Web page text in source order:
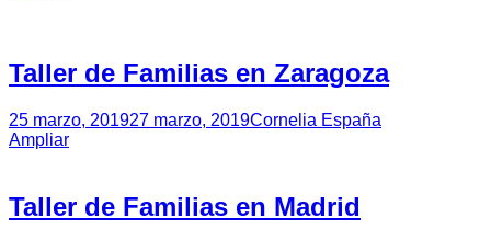
Taller de Familias en Zaragoza
25 marzo, 201927 marzo, 2019Cornelia España
Ampliar
Taller de Familias en Madrid